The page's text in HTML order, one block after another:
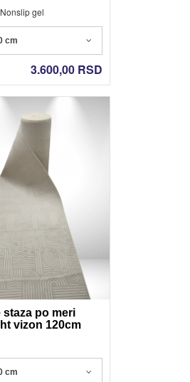
gel
cm
3.600,00 RSD
staza po meri
vizon 120cm
gel
cm